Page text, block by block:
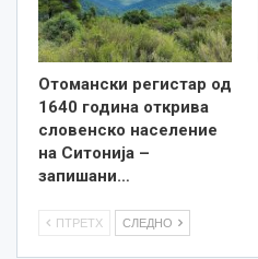
Отомански регистар од
1640 година открива
словенско население
на Ситонија –
запишани…
ПТРЕТХ СЛЕДНО